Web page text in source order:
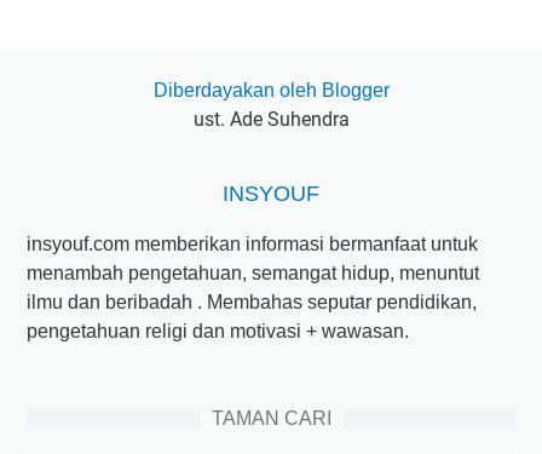
Diberdayakan oleh Blogger
ust. Ade Suhendra
INSYOUF
insyouf.com memberikan informasi bermanfaat untuk
menambah pengetahuan, semangat hidup, menuntut
ilmu dan beribadah . Membahas seputar pendidikan,
pengetahuan religi dan motivasi + wawasan.
TAMAN CARI